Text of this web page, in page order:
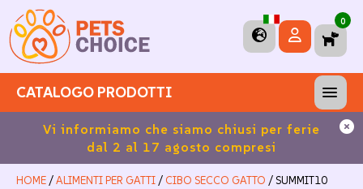
0
CATALOGO PRODOTTI
Vi informiamo che siamo chiusi per ferie
dal 2 al 17 agosto compresi
HOME /ALIMENTI PER GATTI / CIBO SECCO GATTO / SUMMIT10